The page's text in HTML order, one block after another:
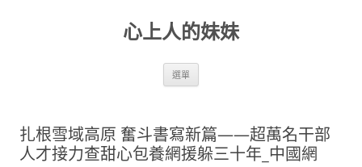
心上人的妹妹
選單
扎根雪域高原 奮斗書寫新篇——超萬名干部
人才接力查甜心包養網援躲三十年_中國網